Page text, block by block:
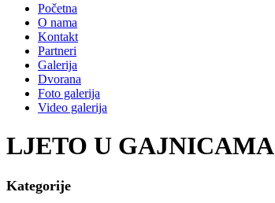
Početna
O nama
Kontakt
Partneri
Galerija
Dvorana
Foto galerija
Video galerija
LJETO U GAJNICAMA
Kategorije